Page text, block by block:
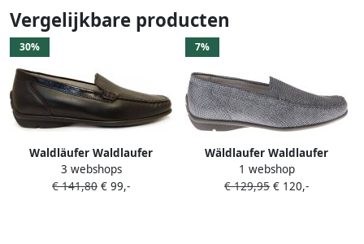
Vergelijkbare producten
30%
Waldläufer Waldlaufer
431000-H-
Harriet~~~~~~~~~~~~~~
3 webshops
€ 141,80 € 99,-
7%
Wäldlaufer Waldlaufer
431000~H-
Harriet~~~~~~~~~~~~~~
1 webshop
€ 129,95 € 120,-